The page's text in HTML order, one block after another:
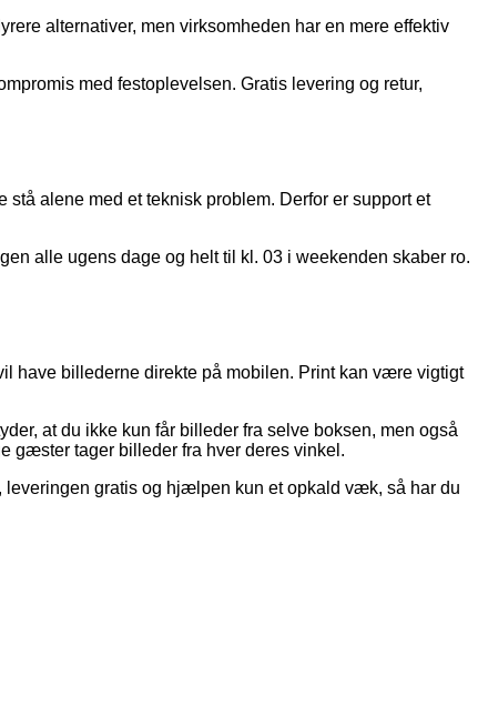
alternativer, men virksomheden har en mere effektiv
med festoplevelsen. Gratis levering og retur,
alene med et teknisk problem. Derfor er support et
alle ugens dage og helt til kl. 03 i weekenden skaber ro.
have billederne direkte på mobilen. Print kan være vigtigt
at du ikke kun får billeder fra selve boksen, men også
gæster tager billeder fra hver deres vinkel.
leveringen gratis og hjælpen kun et opkald væk, så har du